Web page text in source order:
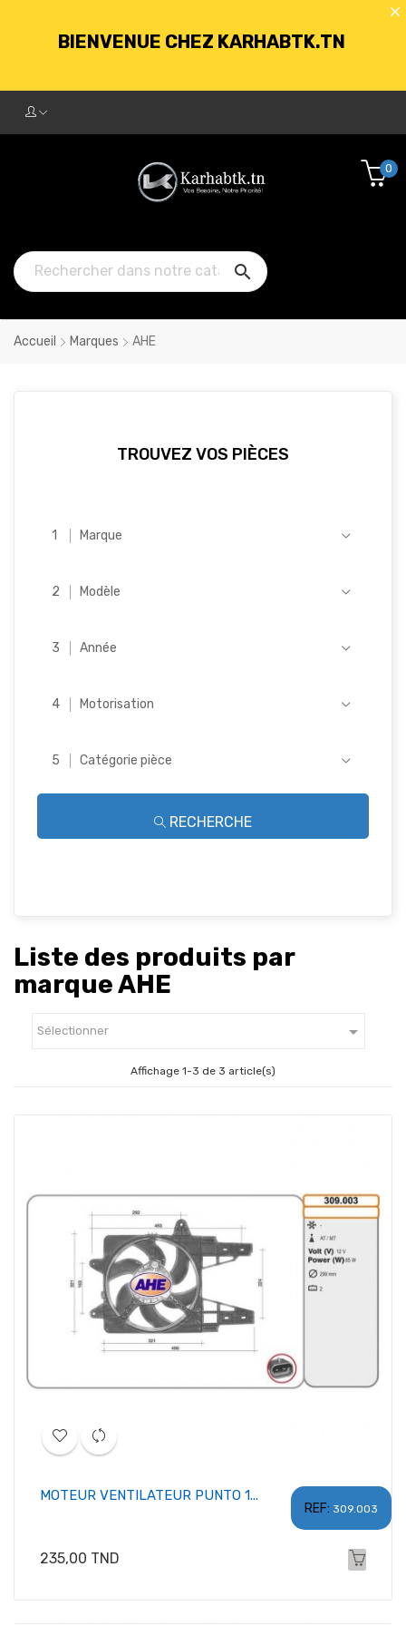
BIENVENUE CHEZ KARHABTK.TN
250DT D'ACHATS

0
Accueil Marques AHE
TROUVEZ VOS PIÈCES
Marque
Modèle
Année
Motorisation
Catégorie pièce
RECHERCHE
Liste des produits par
marque AHE
Sélectionner 
Affichage 1-3 de 3 article(s)
REF: 309.003
MOTEUR VENTILATEUR PUNTO 1...
Prix
235,00 TND